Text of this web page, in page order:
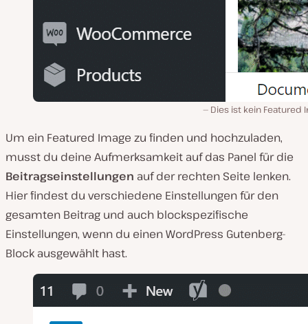
Dies ist kein Featured
Um ein Featured Image zu finden und hochzuladen,
musst du deine Aufmerksamkeit auf das Panel für die
Beitragseinstellungen auf der rechten Seite lenken.
Hier findest du verschiedene Einstellungen für den
gesamten Beitrag und auch blockspezifische
Einstellungen, wenn du einen WordPress Gutenberg-
Block ausgewählt hast.